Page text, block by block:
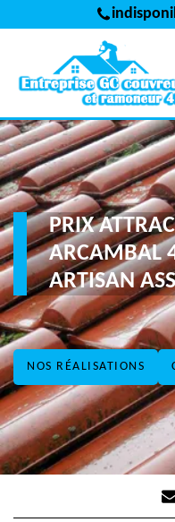
NOS RÉALISATIONS
PRIX
ARCAMBAL
ARTISAN